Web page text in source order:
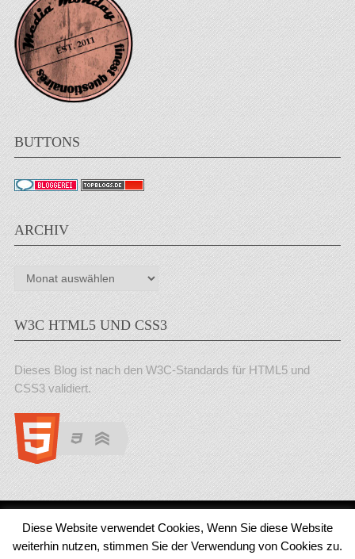
BUTTONS
ARCHIV
Archiv
W3C HTML5 UND CSS3
Dieses Blog ist nach den W3C-Standards für HTML5 und
CSS3 validiert.
MedienjournalCopyright © 2026.
© 2011 - 2018 Medienjournal. Alle Rechte vorbehalten. Theme von
Diese Website verwendet Cookies, Wenn Sie diese Website
weiterhin nutzen, stimmen Sie der Verwendung von Cookies zu.